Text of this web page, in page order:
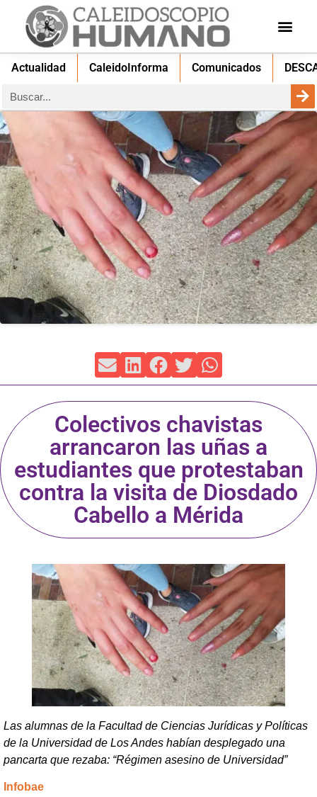
Actualidad CaleidoInforma Comunicados
Colectivos chavistas
arrancaron las uñas a
estudiantes que protestaban
contra la visita de Diosdado
Cabello a Mérida
Las alumnas de la Facultad de Ciencias Jurídicas y Políticas
de la Universidad de Los Andes habían desplegado una
pancarta que rezaba: “Régimen asesino de Universidad”
Infobae